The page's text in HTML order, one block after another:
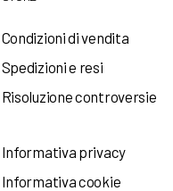
Condizioni di vendita
Spedizioni e resi
Risoluzione controversie
Informativa privacy
Informativa cookie